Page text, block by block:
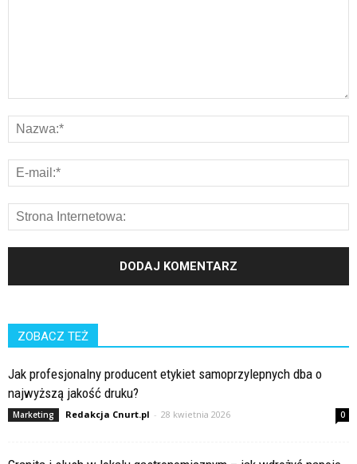
ZOBACZ TEŻ
Jak profesjonalny producent etykiet samoprzylepnych dba o
najwyższą jakość druku?
Marketing Redakcja Cnurt.pl - 28 kwietnia 2026 0